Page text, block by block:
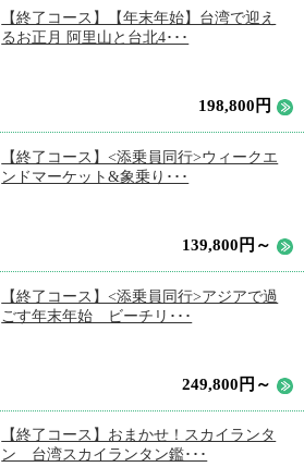
【終了コース】【年末年始】台湾で迎え
るお正月 阿里山と台北4･･･
198,800円
【終了コース】<添乗員同行>ウィークエ
ンドマーケット&象乗り･･･
139,800円～
【終了コース】<添乗員同行>アジアで過
ごす年末年始 ビーチリ･･･
249,800円～
【終了コース】おまかせ！スカイランタ
ン 台湾スカイランタン鑑･･･